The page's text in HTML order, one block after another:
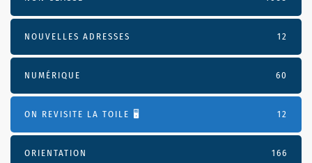
NOUVELLES ADRESSES 12
NUMÉRIQUE 60
ON REVISITE LA TOILE 🖥️ 12
ORIENTATION 166